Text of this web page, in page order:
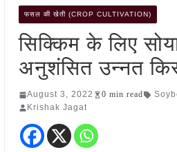
फसल की खेती (CROP CULTIVATION)
सिक्किम के लिए
अनुशंसित उन्नत
August 3, 2022 0 min read
Krishak Jagat